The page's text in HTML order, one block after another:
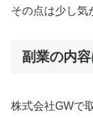
その点は少し気
副業の内容
株式会社GWで